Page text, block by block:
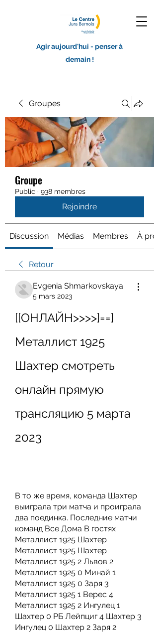
Agir aujourd'hui - penser à
demain !
Groupes
Groupe
Public · 938 membres
Rejoindre
Discussion Médias Membres À
Retour
Evgenia Shmarkovskaya
5 mars 2023
[[ОНЛАЙН>>>>]==]
Металлист 1925
Шахтер смотреть
онлайн прямую
трансляцию 5 марта
2023
В то же время, команда Шахтер
выиграла три матча и проиграла
два поединка. Последние матчи
команд Все Дома В гостях
Металлист 1925 Шахтер
Металлист 1925 Шахтер
Металлист 1925 2 Львов 2
Металлист 1925 0 Минай 1
Металлист 1925 0 Заря 3
Металлист 1925 1 Верес 4
Металлист 1925 2 Ингулец 1
Шахтер 0 РБ Лейпциг 4 Шахтер 3
Ингулец 0 Шахтер 2 Заря 2